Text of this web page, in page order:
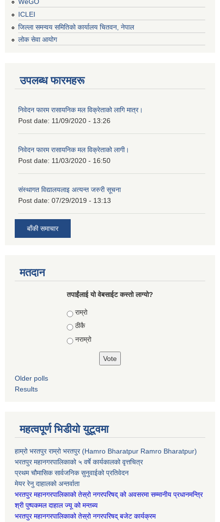
ICLEI
जिल्ला समन्वय समितिको कार्यालय चितवन, नेपाल
लोक सेवा आयोग
उपलब्ध फारमहरू
निवेदन फारम रासायनिक मल विक्रेताको लागि मात्र।
Post date: 11/09/2020 - 13:26
निवेदन फारम रासायनिक मल विक्रेताको लागी।
Post date: 11/03/2020 - 16:50
संस्थागत विद्यालयलाइ अत्यन्त जरुरी सूचना
Post date: 07/29/2019 - 13:13
बाँकी समाचार
मतदान
तपाईंलाई यो वेबसाईट कस्तो लाग्यो?
Choices
राम्रो
ठीकै
नराम्रो
Older polls
Results
महत्वपूर्ण भिडीयो युटूवमा
हाम्रो भरतपुर राम्रो भरतपुर (Hamro Bharatpur Ramro Bharatpur)
भरतपुर महानगरपालिकाको ५ वर्षे कार्यकालको वृत्तचित्र
प्रथम चौमासिक सार्वजनिक सुनुवाईको प्रतिवेदन
मेयर रेनु दाहालको अन्तर्वाता
भरतपुर महानगरपालिकाको तेस्रो नगरपरिषद् को अवसरमा सम्मानीय प्रधानमन्त्रि
श्री पुष्पकमल दाहाल ज्यू को मन्तब्य
भरतपुर महानगरपालिकाको तेस्रो नगरपरिषद् बजेट कार्यक्रम